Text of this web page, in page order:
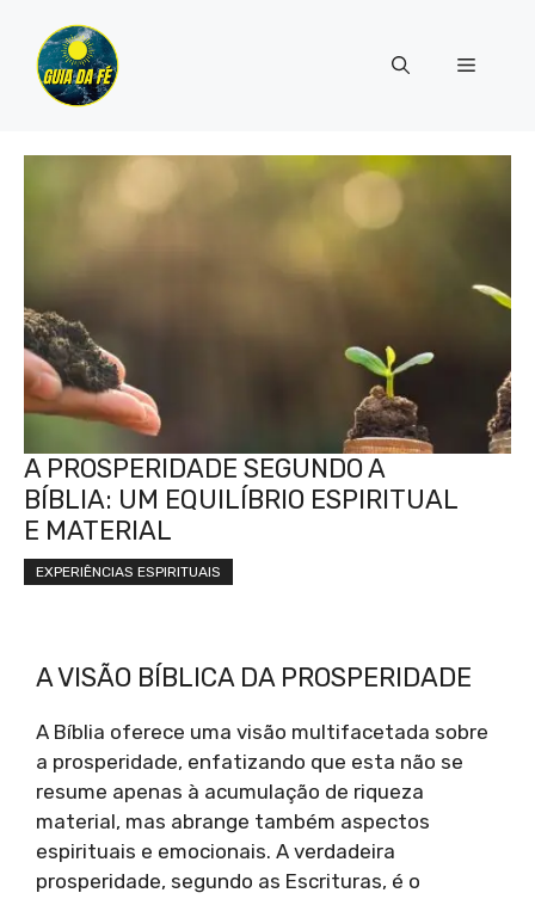
para
conteúdo
Menu
A PROSPERIDADE SEGUNDO A
BÍBLIA: UM EQUILÍBRIO ESPIRITUAL
E MATERIAL
EXPERIÊNCIAS ESPIRITUAIS
A VISÃO BÍBLICA DA PROSPERIDADE
A Bíblia oferece uma visão multifacetada sobre
a prosperidade, enfatizando que esta não se
resume apenas à acumulação de riqueza
material, mas abrange também aspectos
espirituais e emocionais. A verdadeira
prosperidade, segundo as Escrituras, é o